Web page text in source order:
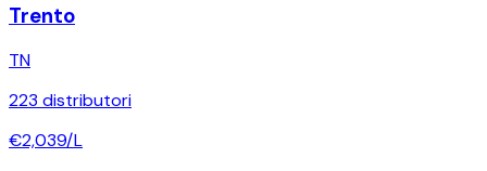
Trento
TN
223 distributori
€2,039/L